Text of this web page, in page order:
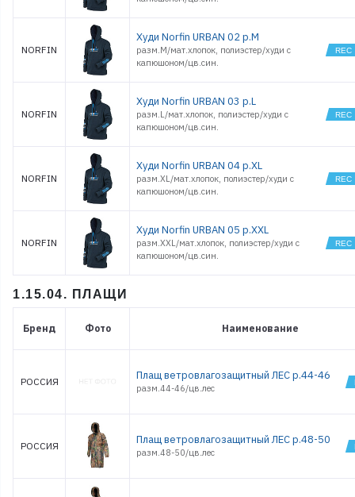
NORFIN
Худи Norfin URBAN 02 р.M
разм.M/мат.хлопок, полиэстер/худи с
капюшоном/цв.син.
NORFIN
Худи Norfin URBAN 03 р.L
разм.L/мат.хлопок, полиэстер/худи с
капюшоном/цв.син.
NORFIN
Худи Norfin URBAN 04 р.XL
разм.XL/мат.хлопок, полиэстер/худи с
капюшоном/цв.син.
NORFIN
Худи Norfin URBAN 05 р.XXL
разм.XXL/мат.хлопок, полиэстер/худи с
капюшоном/цв.син.
1.15.04. ПЛАЩИ
Бренд Фото Наименование
РОССИЯ Плащ ветровлагозащитный ЛЕС р.44-46
разм.44-46/цв.лес
РОССИЯ Плащ ветровлагозащитный ЛЕС р.48-50
разм.48-50/цв.лес